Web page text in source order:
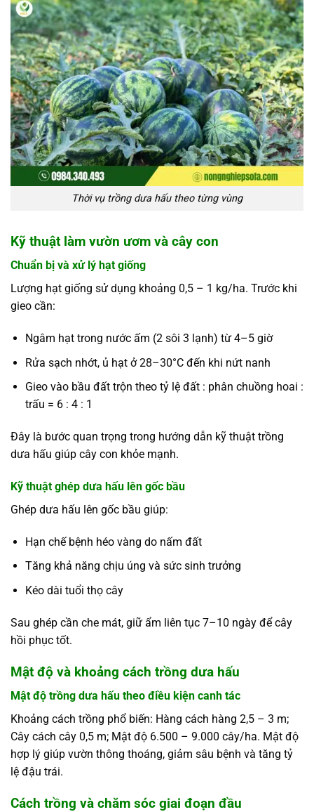
Thời vụ trồng dưa hấu theo từng vùng
Kỹ thuật làm vườn ươm và cây con
Chuẩn bị và xử lý hạt giống
Lượng hạt giống sử dụng khoảng 0,5 – 1 kg/ha. Trước khi
gieo cần:
Ngâm hạt trong nước ấm (2 sôi 3 lạnh) từ 4–5 giờ
Rửa sạch nhớt, ủ hạt ở 28–30°C đến khi nứt nanh
Gieo vào bầu đất trộn theo tỷ lệ đất : phân chuồng hoai :
trấu = 6 : 4 : 1
Đây là bước quan trọng trong hướng dẫn kỹ thuật trồng
dưa hấu giúp cây con khỏe mạnh.
Kỹ thuật ghép dưa hấu lên gốc bầu
Ghép dưa hấu lên gốc bầu giúp:
Hạn chế bệnh héo vàng do nấm đất
Tăng khả năng chịu úng và sức sinh trưởng
Kéo dài tuổi thọ cây
Sau ghép cần che mát, giữ ẩm liên tục 7–10 ngày để cây
hồi phục tốt.
Mật độ và khoảng cách trồng dưa hấu
Mật độ trồng dưa hấu theo điều kiện canh tác
Khoảng cách trồng phổ biến: Hàng cách hàng 2,5 – 3 m;
Cây cách cây 0,5 m; Mật độ 6.500 – 9.000 cây/ha. Mật độ
hợp lý giúp vườn thông thoáng, giảm sâu bệnh và tăng tỷ
lệ đậu trái.
Cách trồng và chăm sóc giai đoạn đầu